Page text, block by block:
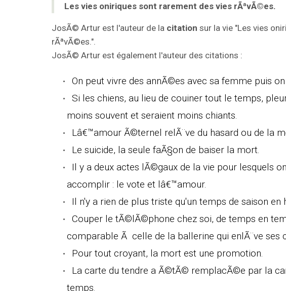
Les vies oniriques sont rarement des vies rÃªvÃ©es.
JosÃ© Artur est l'auteur de la citation sur la vie "Les vies
rÃªvÃ©es.".
JosÃ© Artur est également l'auteur des citations :
On peut vivre des annÃ©es avec sa femme puis
Si les chiens, au lieu de couiner tout le temps,
moins souvent et seraient moins chiants.
Lâ€™amour Ã©ternel relÃ¨ve du hasard ou de la
Le suicide, la seule faÃ§on de baiser la mort.
Il y a deux actes lÃ©gaux de la vie pour lesquels
accomplir : le vote et lâ€™amour.
Il n'y a rien de plus triste qu'un temps de saison en
Couper le tÃ©lÃ©phone chez soi, de temps en
comparable Ã celle de la ballerine qui enlÃ¨ve ses
Pour tout croyant, la mort est une promotion.
La carte du tendre a Ã©tÃ© remplacÃ©e par la
temps.